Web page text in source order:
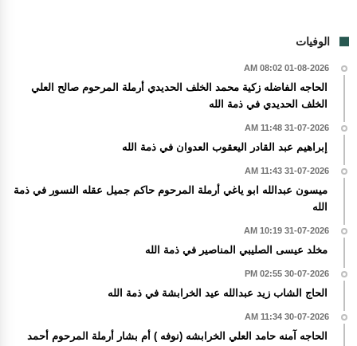
الوفيات
01-08-2026 08:02 AM
الحاجه الفاضله زكية محمد الخلف الحديدي أرملة المرحوم صالح العلي
الخلف الحديدي في ذمة الله
31-07-2026 11:48 AM
إبراهيم عبد القادر اليعقوب العدوان في ذمة الله
31-07-2026 11:43 AM
ميسون عبدالله ابو ياغي أرملة المرحوم حاكم جميل عقله النسور في ذمة
الله
31-07-2026 10:19 AM
مخلد عيسى الصليبي المناصير في ذمة الله
30-07-2026 02:55 PM
الحاج الشاب زيد عبدالله عيد الخرابشة في ذمة الله
30-07-2026 11:34 AM
الحاجه آمنه حامد العلي الخرابشه (نوفه ) أم بشار أرملة المرحوم أحمد